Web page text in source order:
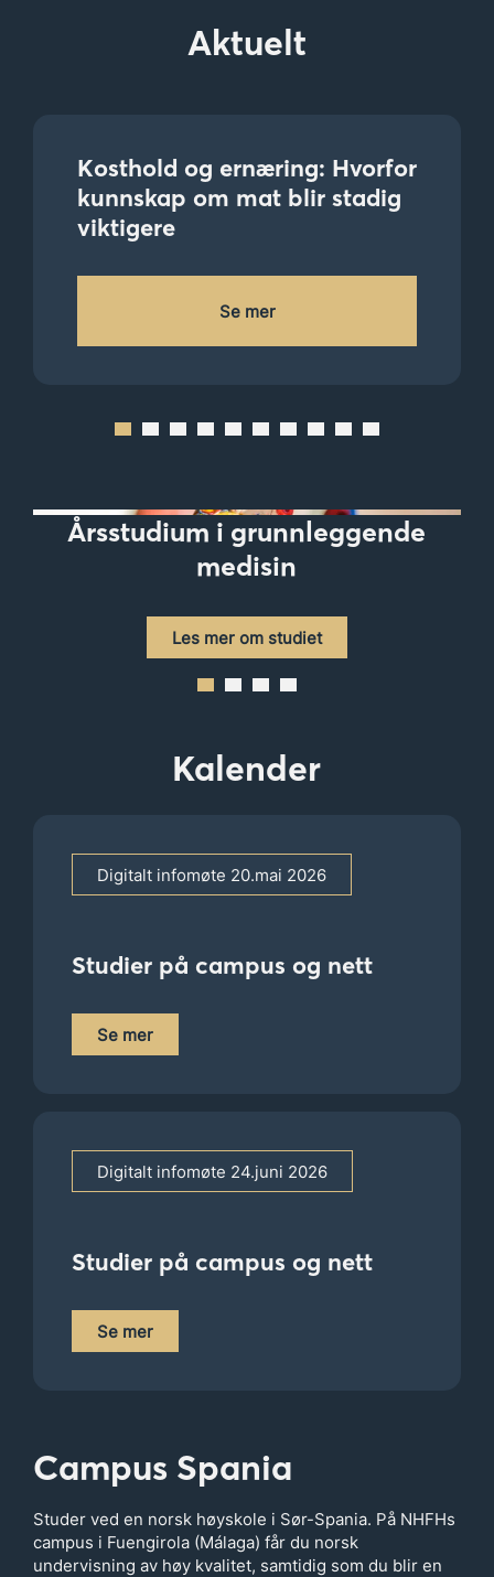
Aktuelt
Kosthold og ernæring: Hvorfor
kunnskap om mat blir stadig
viktigere
Se mer
Årsstudium i grunnleggende
medisin
Les mer om studiet
Kalender
Digitalt infomøte 20.mai 2026
Studier på campus og nett
Se mer
Digitalt infomøte 24.juni 2026
Studier på campus og nett
Se mer
Campus Spania
Studer ved en norsk høyskole i Sør-Spania. På NHFHs
campus i Fuengirola (Málaga) får du norsk
undervisning av høy kvalitet, samtidig som du blir en